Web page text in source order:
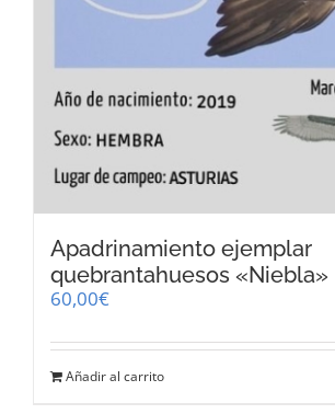
Apadrinamiento ejemplar
quebrantahuesos «Niebla»
60,00€
Añadir al carrito